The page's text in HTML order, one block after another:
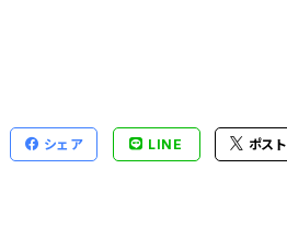
シェア LINE ポスト